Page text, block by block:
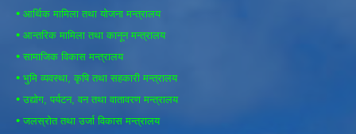
• आर्थिक मामिला तथा योजना मन्त्रालय
• आन्तरिक मामिला तथा कानून मन्त्रालय
• सामाजिक विकास मन्त्रालय
• भुमि व्यवस्था, कृषि तथा सहकारी मन्त्रालय
• उद्योग, पर्यटन, वन तथा वातावरण मन्त्रालय
• जलस्रोत तथा उर्जा विकास मन्त्रालय